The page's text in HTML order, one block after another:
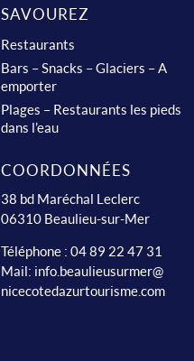
SAVOUREZ
Restaurants
Bars – Snacks – Glaciers – A
emporter
Plages – Restaurants les pieds
dans l’eau
COORDONNÉES
38 bd Maréchal Leclerc
06310 Beaulieu-sur-Mer
Téléphone : 04 89 22 47 31
Mail: info.beaulieusurmer@
nicecotedazurtourisme.com